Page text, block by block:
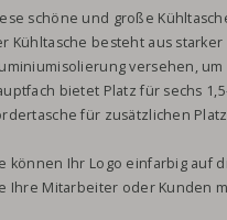
schöne und große
Kühltasche besteht aus
versehen,
bietet Platz für sechs
für zusätzlichen
können Ihr Logo einfarbig auf
Ihre Mitarbeiter oder Kunden